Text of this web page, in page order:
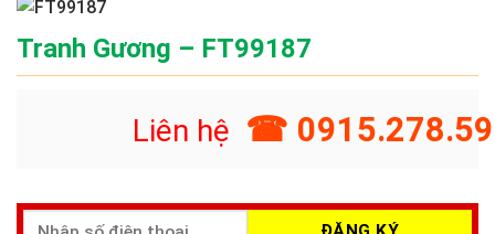
Tranh Gương – FT99187
Liên hệ ☎